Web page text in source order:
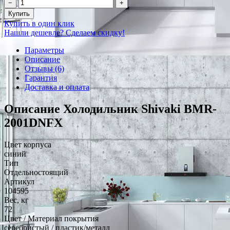
−
+
Купить
Купить в один клик
Нашли дешевле? Сделаем скидку!
Параметры
Описание
Отзывы (6)
Гарантия
Доставка и оплата
Описание Холодильник Shivaki BMR-
2001DNFX
Цвет корпуса
синий
Тип
Отдельностоящий
Артикул
104595
Вес, кг
72
Цвет / Материал покрытия
серебристый / пластик/металл